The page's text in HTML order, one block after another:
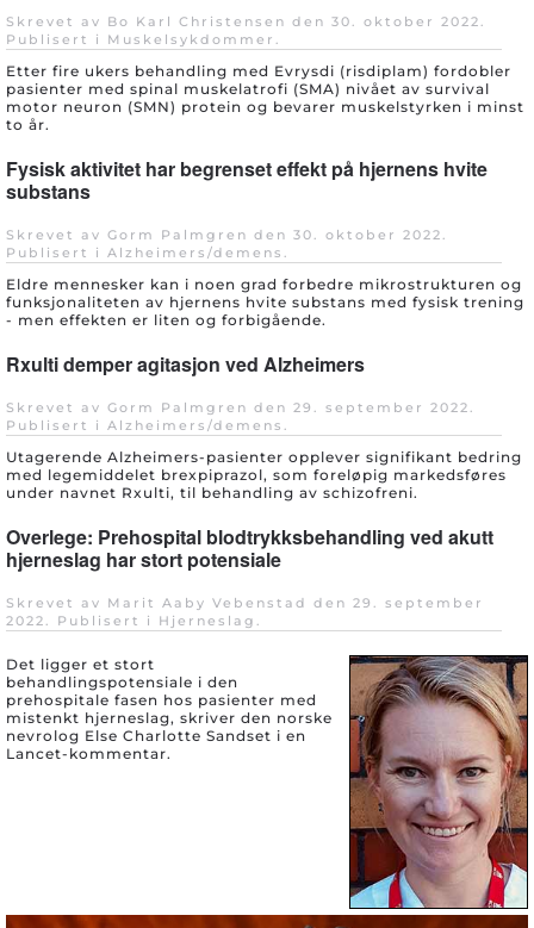
Skrevet av Bo Karl Christensen den 30. oktober 2022
Publisert i Muskelsykdommer
Etter fire ukers behandling med Evrysdi (risdiplam) fordobler
pasienter med spinal muskelatrofi (SMA) nivået av survival
motor neuron (SMN) protein og bevarer muskelstyrken i minst
to år.
Fysisk aktivitet har begrenset effekt på hjernens hvite
substans
Skrevet av Gorm Palmgren den 30. oktober 2022
Publisert i Alzheimers/demens
Eldre mennesker kan i noen grad forbedre mikrostrukturen og
funksjonaliteten av hjernens hvite substans med fysisk trening
- men effekten er liten og forbigående.
Rxulti demper agitasjon ved Alzheimers
Skrevet av Gorm Palmgren den 29. september 2022
Publisert i Alzheimers/demens
Utagerende Alzheimers-pasienter opplever signifikant bedring
med legemiddelet brexpiprazol, som foreløpig markedsføres
under navnet Rxulti, til behandling av schizofreni.
Overlege: Prehospital blodtrykksbehandling ved akutt
hjerneslag har stort potensiale
Skrevet av Marit Aaby Vebenstad den 29. september
2022
. Publisert i Hjerneslag
Det ligger et stort
behandlingspotensiale i den
prehospitale fasen hos pasienter med
mistenkt hjerneslag, skriver den norske
nevrolog Else Charlotte Sandset i en
Lancet-kommentar.